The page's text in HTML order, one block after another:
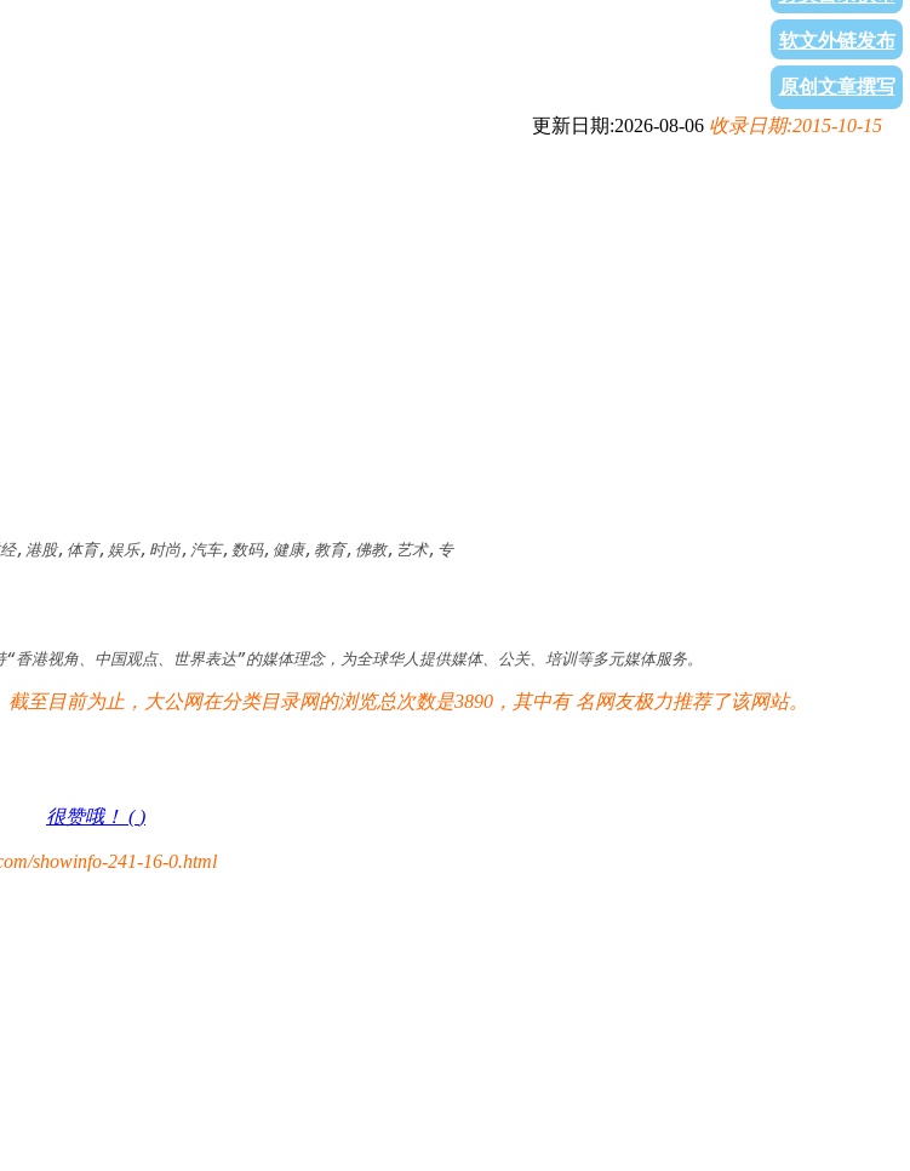
软文外链发布
原创文章撰写
更新日期:2026-08-06 收录日期:2015-10-15
,港股,体育,娱乐,时尚,汽车,数码,健康,教育,佛教,艺术,专
港视角、中国观点、世界表达”的媒体理念，为全球华人提供媒体、公关、培训等多元媒体服务。
至目前为止，大公网在分类目录网的浏览总次数是3890，其中有名网友极力推荐了该网站。
很赞哦！ ( )
showinfo-241-16-0.html